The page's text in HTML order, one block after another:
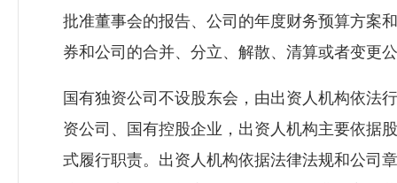
批准董事会的报告、公司的年度财务预算方案
券和公司的合并、分立、解散、清算或者变更
国有独资公司不设股东会，由出资人机构依法
资公司、国有控股企业，出资人机构主要依据
式履行职责。出资人机构依据法律法规和公司